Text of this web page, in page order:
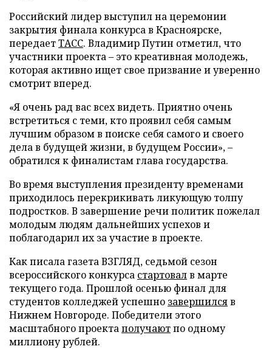
Российский лидер выступил на церемонии
закрытия финала конкурса в Красноярске,
передаетТАСС. Владимир Путин отметил, что
участники проекта – это креативная молодежь,
которая активно ищет свое призвание и уверенно
смотрит вперед.
«Я очень рад вас всех видеть. Приятно очень
встретиться с теми, кто проявил себя самым
лучшим образом в поиске себя самого и своего
дела в будущей жизни, в будущем России», –
обратился к финалистам глава государства.
Во время выступления президенту временами
приходилось перекрикивать ликующую толпу
подростков. В завершение речи политик пожелал
молодым людям дальнейших успехов и
поблагодарил их за участие в проекте.
Как писала газета ВЗГЛЯД, седьмой сезон
всероссийского конкурса стартовалв марте
текущего года. Прошлой осенью финал для
студентов колледжей успешно завершилсяв
Нижнем Новгороде. Победители этого
масштабного проектаполучаютпо одному
миллиону рублей.